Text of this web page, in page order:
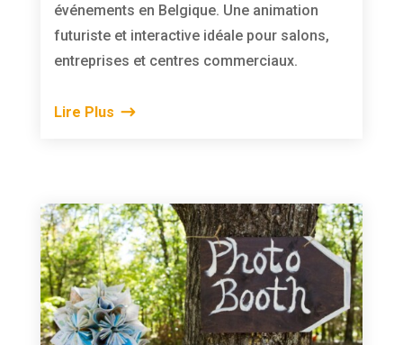
événements en Belgique. Une animation
futuriste et interactive idéale pour salons,
entreprises et centres commerciaux.
Lire Plus